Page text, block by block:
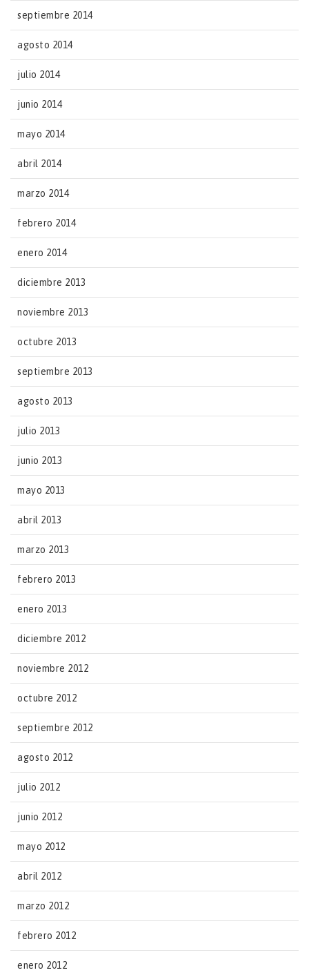
septiembre 2014
agosto 2014
julio 2014
junio 2014
mayo 2014
abril 2014
marzo 2014
febrero 2014
enero 2014
diciembre 2013
noviembre 2013
octubre 2013
septiembre 2013
agosto 2013
julio 2013
junio 2013
mayo 2013
abril 2013
marzo 2013
febrero 2013
enero 2013
diciembre 2012
noviembre 2012
octubre 2012
septiembre 2012
agosto 2012
julio 2012
junio 2012
mayo 2012
abril 2012
marzo 2012
febrero 2012
enero 2012